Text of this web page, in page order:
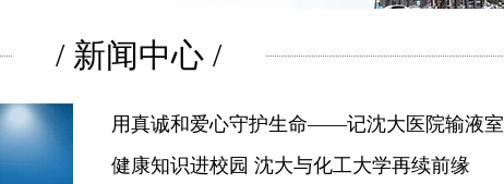
/ 新闻中心 /
用真诚和爱心守护生命——记沈大医院输液室
健康知识进校园 沈大与化工大学再续前缘